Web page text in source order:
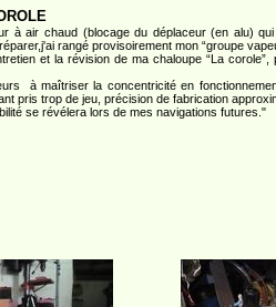
à air chaud (blocage du déplaceur (en alu)
rangé provisoirement mon “groupe
et la révision de ma chaloupe “La
à maîtriser la concentricité en
pris trop de jeu, précision de fabrication
se révélera lors de mes navigations futures."